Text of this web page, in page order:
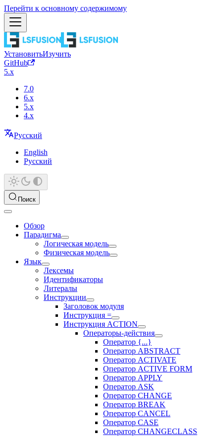
Перейти к основному содержимому
УстановитьИзучить
GitHub
5.x
7.0
6.x
5.x
4.x
Русский
English
Русский
Поиск
Обзор
Парадигма
Логическая модель
Физическая модель
Язык
Лексемы
Идентификаторы
Литералы
Инструкции
Заголовок модуля
Инструкция =
Инструкция ACTION
Операторы-действия
Оператор {...}
Оператор ABSTRACT
Оператор ACTIVATE
Оператор ACTIVE FORM
Оператор APPLY
Оператор ASK
Оператор CHANGE
Оператор BREAK
Оператор CANCEL
Оператор CASE
Оператор CHANGECLASS